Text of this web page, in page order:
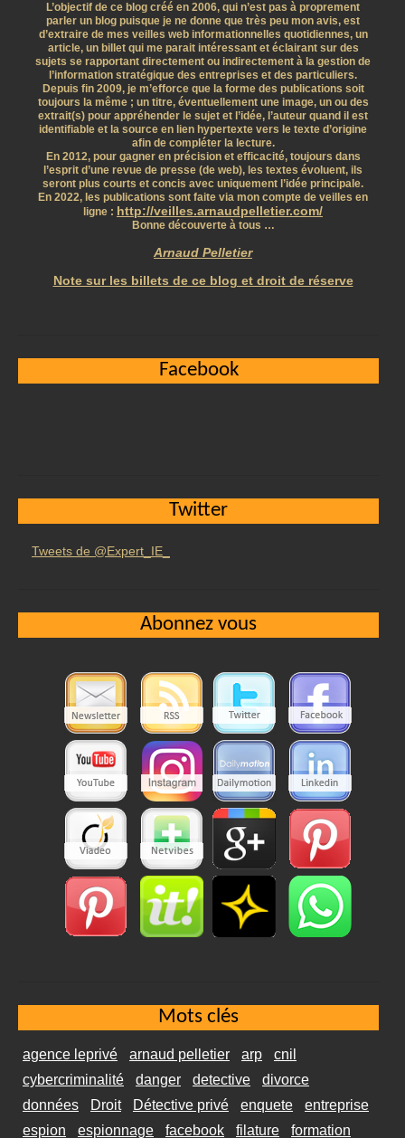
L’objectif de ce blog créé en 2006, qui n’est pas à proprement
parler un blog puisque je ne donne que très peu mon avis, est
d’extraire de mes veilles web informationnelles quotidiennes, un
article, un billet qui me parait intéressant et éclairant sur des
sujets se rapportant directement ou indirectement à la gestion de
l’information stratégique des entreprises et des particuliers.
Depuis fin 2009, je m’efforce que la forme des publications soit
toujours la même ; un titre, éventuellement une image, un ou des
extrait(s) pour appréhender le sujet et l’idée, l’auteur quand il est
identifiable et la source en lien hypertexte vers le texte d’origine
afin de compléter la lecture.
En 2012, pour gagner en précision et efficacité, toujours dans
l’esprit d’une revue de presse (de web), les textes évoluent, ils
seront plus courts et concis avec uniquement l’idée principale.
En 2022, les publications sont faite via mon compte de veilles en
ligne : http://veilles.arnaudpelletier.com/
Bonne découverte à tous …
Arnaud Pelletier
Note sur les billets de ce blog et droit de réserve
Facebook
Twitter
Tweets de @Expert_IE_
Abonnez vous
Mots clés
agence leprivé arnaud pelletier arp
cnil
cybercriminalité
danger detective
divorce
données
Droit Détective privé enquete
entreprise
espion
espionnage facebook filature formation